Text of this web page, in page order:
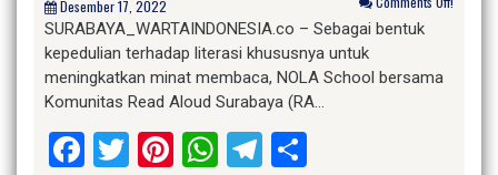
Desember 17, 2022
SURABAYA_WARTAINDONESIA.co – Sebagai bentuk
kepedulian terhadap literasi khususnya untuk
meningkatkan minat membaca, NOLA School bersama
Komunitas Read Aloud Surabaya (RA…
Facebook
Twitter
Pinterest
WhatsApp
Telegram